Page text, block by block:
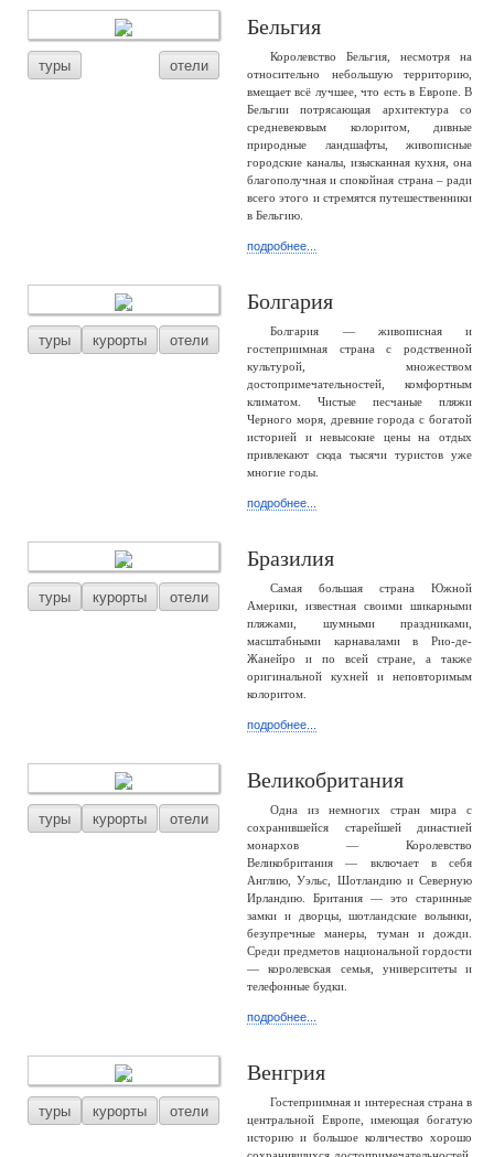
туры отели
Бельгия
Королевство Бельгия, несмотря на
относительно небольшую территорию,
вмещает всё лучшее, что есть в Европе. В
Бельгии потрясающая архитектура со
средневековым колоритом, дивные
природные ландшафты, живописные
городские каналы, изысканная кухня, она
благополучная и спокойная страна – ради
всего этого и стремятся путешественники
в Бельгию.
подробнее...
туры курорты отели
Болгария
Болгария — живописная и
гостеприимная страна с родственной
культурой, множеством
достопримечательностей, комфортным
климатом. Чистые песчаные пляжи
Черного моря, древние города с богатой
историей и невысокие цены на отдых
привлекают сюда тысячи туристов уже
многие годы.
подробнее...
туры курорты отели
Бразилия
Самая большая страна Южной
Америки, известная своими шикарными
пляжами, шумными праздниками,
масштабными карнавалами в Рио-де-
Жанейро и по всей стране, а также
оригинальной кухней и неповторимым
колоритом.
подробнее...
туры курорты отели
Великобритания
Одна из немногих стран мира с
сохранившейся старейшей династией
монархов — Королевство
Великобритания — включает в себя
Англию, Уэльс, Шотландию и Северную
Ирландию. Британия — это старинные
замки и дворцы, шотландские волынки,
безупречные манеры, туман и дожди.
Среди предметов национальной гордости
— королевская семья, университеты и
телефонные будки.
подробнее...
туры курорты отели
Венгрия
Гостеприимная и интересная страна в
центральной Европе, имеющая богатую
историю и большое количество хорошо